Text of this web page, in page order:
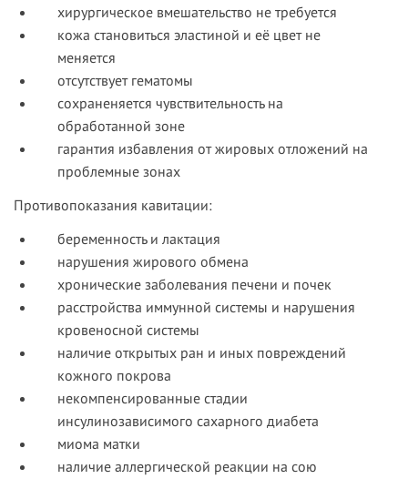
хирургическое вмешательство не требуется
кожа становиться эластиной и её цвет не
меняется
отсутствует гематомы
сохраненяется чувствительность на
обработанной зоне
гарантия избавления от жировых отложений на
проблемные зонах
Противопоказания кавитации:
беременность и лактация
нарушения жирового обмена
хронические заболевания печени и почек
расстройства иммунной системы и нарушения
кровеносной системы
наличие открытых ран и иных повреждений
кожного покрова
некомпенсированные стадии
инсулинозависимого сахарного диабета
миома матки
наличие аллергической реакции на сою